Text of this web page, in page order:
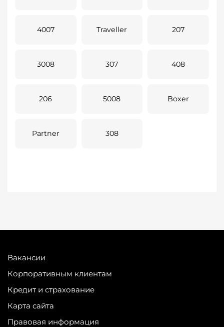
4007 Traveller 207
3008 307 408
206 5008 Boxer
Partner 308
Вакансии
Корпоративным клиентам
Кредит и страхование
Карта сайта
Правовая информация